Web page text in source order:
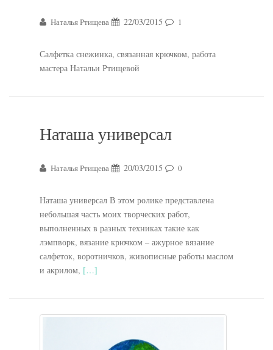
Наталья Ртищева 22/03/2015 1
Салфетка снежинка, связанная крючком, работа
мастера Натальи Ртищевой
Наташа универсал
Наталья Ртищева 20/03/2015 0
Наташа универсал В этом ролике представлена
небольшая часть моих творческих работ,
выполненных в разных техниках такие как
лэмпворк, вязание крючком – ажурное вязание
салфеток, воротничков, живописные работы маслом
и акрилом, […]